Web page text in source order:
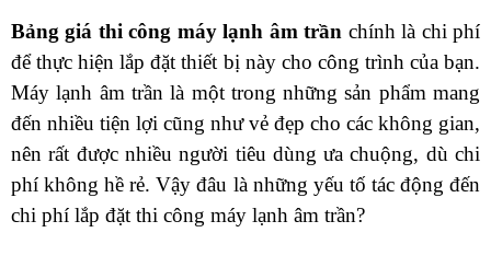
Bảng giá thi công máy lạnh âm trần chính là chi phí
để thực hiện lắp đặt thiết bị này cho công trình của bạn.
Máy lạnh âm trần là một trong những sản phẩm mang
đến nhiều tiện lợi cũng như vẻ đẹp cho các không gian,
nên rất được nhiều người tiêu dùng ưa chuộng, dù chi
phí không hề rẻ. Vậy đâu là những yếu tố tác động đến
chi phí lắp đặt thi công máy lạnh âm trần?